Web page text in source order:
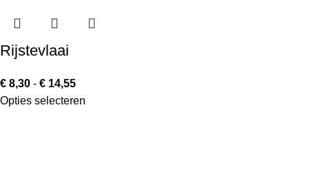
Rijstevlaai
€ 8,30 - € 14,55
Opties selecteren